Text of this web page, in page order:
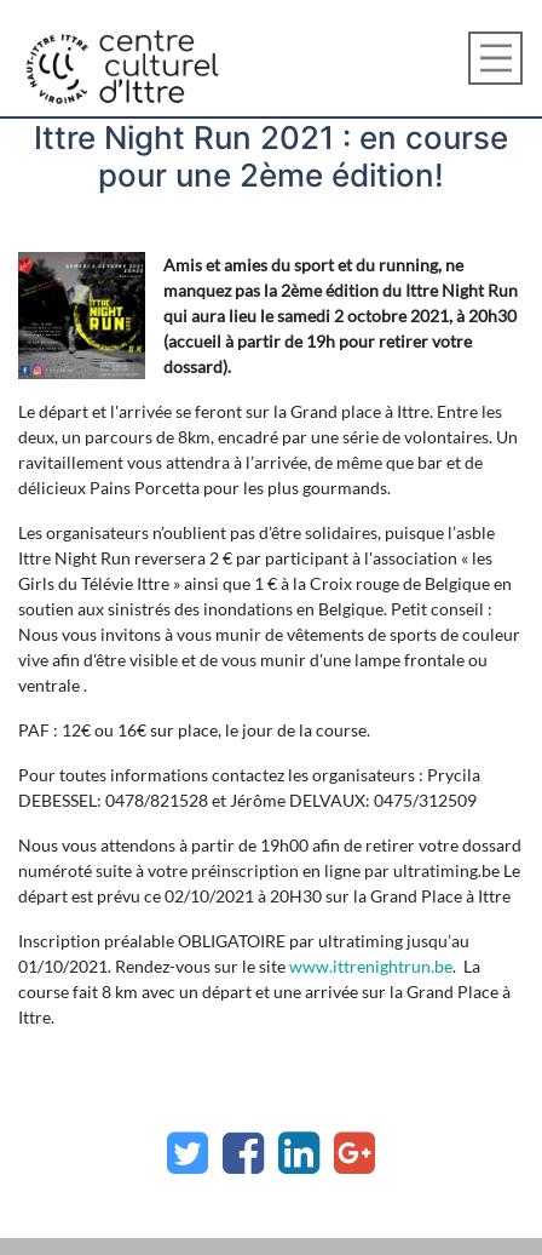
Ittre Night Run 2021 : en course
pour une 2ème édition!
Amis et amies du sport et du running, ne
manquez pas la 2ème édition du Ittre Night Run
qui aura lieu le samedi 2 octobre 2021, à 20h30
(accueil à partir de 19h pour retirer votre
dossard).
Le départ et l'arrivée se feront sur la Grand place à Ittre. Entre les
deux, un parcours de 8km, encadré par une série de volontaires. Un
ravitaillement vous attendra à l’arrivée, de même que bar et de
délicieux Pains Porcetta pour les plus gourmands.
Les organisateurs n’oublient pas d’être solidaires, puisque l’asble
Ittre Night Run reversera 2 € par participant à l'association « les
Girls du Télévie Ittre » ainsi que 1 € à la Croix rouge de Belgique en
soutien aux sinistrés des inondations en Belgique. Petit conseil :
Nous vous invitons à vous munir de vêtements de sports de couleur
vive afin d'être visible et de vous munir d'une lampe frontale ou
ventrale .
PAF : 12€ ou 16€ sur place, le jour de la course.
Pour toutes informations contactez les organisateurs : Prycila
DEBESSEL: 0478/821528 et Jérôme DELVAUX: 0475/312509
Nous vous attendons à partir de 19h00 afin de retirer votre dossard
numéroté suite à votre préinscription en ligne par ultratiming.be Le
départ est prévu ce 02/10/2021 à 20H30 sur la Grand Place à Ittre
Inscription préalable OBLIGATOIRE par ultratiming jusqu’au
01/10/2021. Rendez-vous sur le sitewww.ittrenightrun.be. La
course fait 8 km avec un départ et une arrivée sur la Grand Place à
Ittre.